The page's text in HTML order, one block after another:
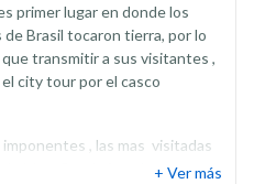
primer lugar en donde los
Brasil tocaron tierra, por lo
transmitir a sus visitantes ,
city tour por el casco
, las mas visitadas
y Curuipé, todas poseen
+ Ver más